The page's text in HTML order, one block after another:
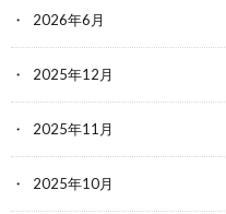
2026年6月
2025年12月
2025年11月
2025年10月